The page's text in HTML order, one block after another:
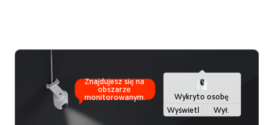
Znajdujesz się na
obszarze
monitorowanym.
Wykryto osobę
Wyświetl
Wył.